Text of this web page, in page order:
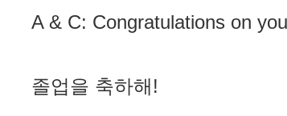
A & C: Congratulations on
졸업을 축하해!